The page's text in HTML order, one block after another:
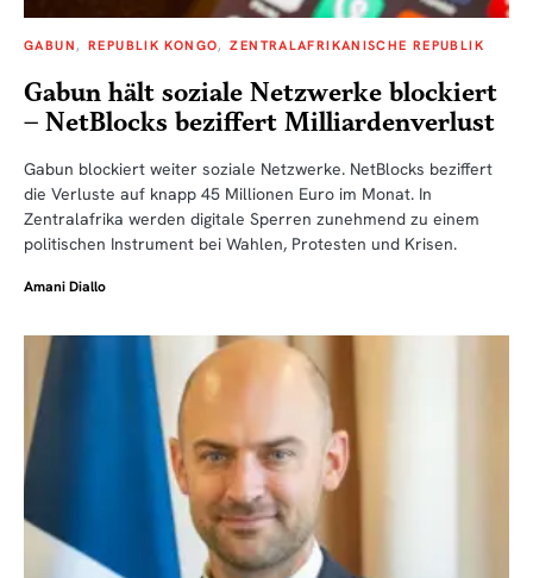
GABUN REPUBLIK KONGO ZENTRALAFRIKANISCHE REPUBLIK
Gabun hält soziale Netzwerke blockiert
– NetBlocks beziffert Milliardenverlust
Gabun blockiert weiter soziale Netzwerke. NetBlocks beziffert
die Verluste auf knapp 45 Millionen Euro im Monat. In
Zentralafrika werden digitale Sperren zunehmend zu einem
politischen Instrument bei Wahlen, Protesten und Krisen.
Amani Diallo